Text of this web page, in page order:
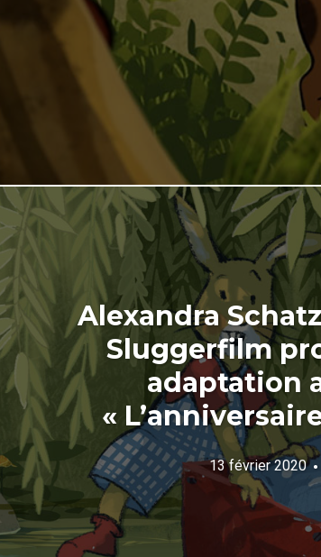
Alexandra
Sluggerfilm
adaptation
«
13 février 2020